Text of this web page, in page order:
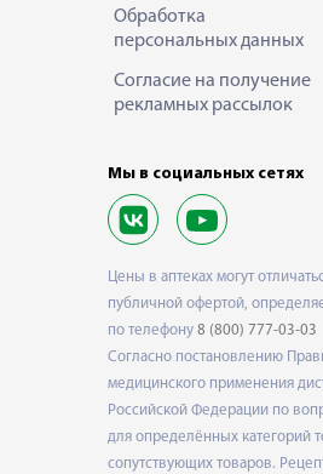
Обработка
персональных данных
Согласие на получение
рекламных рассылок
Мы в социальных сетях
Цены в аптеках могут
публичной офертой,
по телефону 8 (800) 777-03-03
Согласно постановлению
медицинского применения
Российской Федерации по
для определённых категорий
сопутствующих товаров.